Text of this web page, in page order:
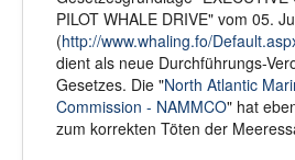
PILOT WHALE DRIVE" vom 05.
(http://www.whaling.fo/
dient als neue Durchführungs-
Gesetzes. Die "North Atlantic
Commission - NAMMCO" hat
zum korrekten Töten der